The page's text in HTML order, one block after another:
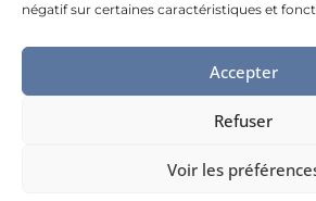
négatif sur certaines caractéristiques et
Accepter
Refuser
Voir les